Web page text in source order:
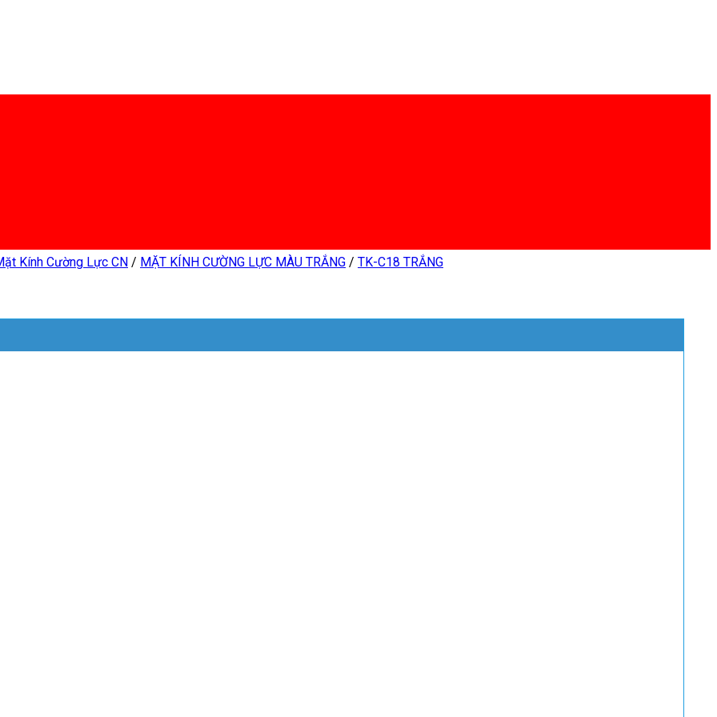
Kính Cường Lực CN / MẶT KÍNH CƯỜNG LỰC MÀU TRẮNG / TK-C18 TRẮNG